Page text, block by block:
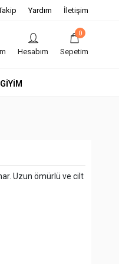
Yardım İletişim
Hesabım
0
Sepetim
Uzun ömürlü ve cilt